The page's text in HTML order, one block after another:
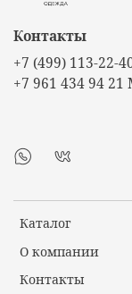
Каталог
О компании
Контакты
Контакты
+7 (499) 113-22-
+7 961 434 94 21